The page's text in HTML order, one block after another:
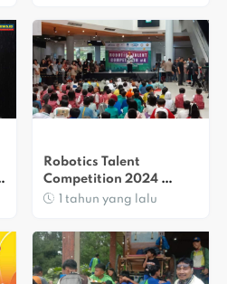
Robotics Talent
Competition 2024
Digelar Di Kota Bekasi
1 tahun yang lalu